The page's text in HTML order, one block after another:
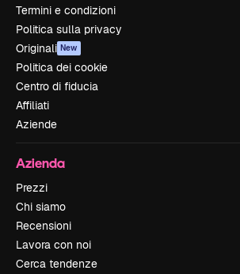
Termini e condizioni
Politica sulla privacy
Originali New
Politica dei cookie
Centro di fiducia
Affiliati
Aziende
Azienda
Prezzi
Chi siamo
Recensioni
Lavora con noi
Cerca tendenze